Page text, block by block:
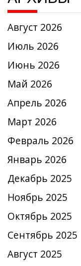
Август 2026
Июль 2026
Июнь 2026
Май 2026
Апрель 2026
Март 2026
Февраль 2026
Январь 2026
Декабрь 2025
Ноябрь 2025
Октябрь 2025
Сентябрь 2025
Август 2025